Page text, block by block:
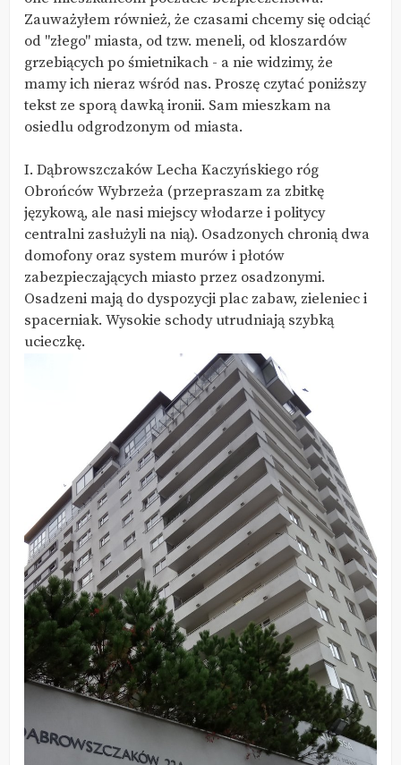
Zauważyłem również, że czasami chcemy się odciąć
od "złego" miasta, od tzw. meneli, od kloszardów
grzebiących po śmietnikach - a nie widzimy, że
mamy ich nieraz wśród nas. Proszę czytać poniższy
tekst ze sporą dawką ironii. Sam mieszkam na
osiedlu odgrodzonym od miasta.
I. Dąbrowszczaków Lecha Kaczyńskiego róg
Obrońców Wybrzeża (przepraszam za zbitkę
językową, ale nasi miejscy włodarze i politycy
centralni zasłużyli na nią). Osadzonych chronią dwa
domofony oraz system murów i płotów
zabezpieczających miasto przez osadzonymi.
Osadzeni mają do dyspozycji plac zabaw, zieleniec i
spacerniak. Wysokie schody utrudniają szybką
ucieczkę.